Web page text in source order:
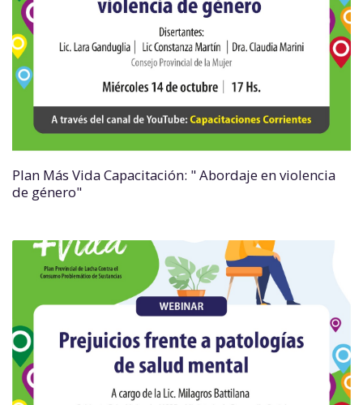
Plan Más Vida Capacitación: " Abordaje en violencia
de género"